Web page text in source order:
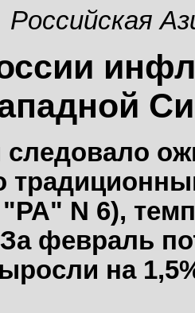
Российская
следовало
N 6),
февраль
на